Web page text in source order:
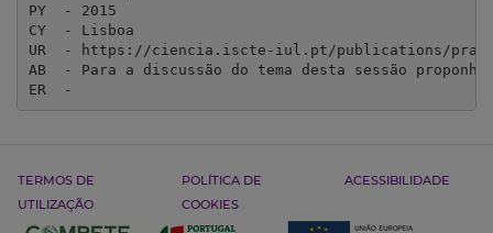
PY  - 2015
CY  - Lisboa
UR  - https://ciencia.iscte-iul.pt/publications/
AB  - Para a discussão do tema desta sessão
ER  -
TERMOS DE
UTILIZAÇÃO
POLÍTICA DE
COOKIES
ACESSIBILIDADE